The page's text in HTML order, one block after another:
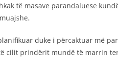
të masave parandaluese
duke i përcaktuar më
cilit prindërit mundë të marrin